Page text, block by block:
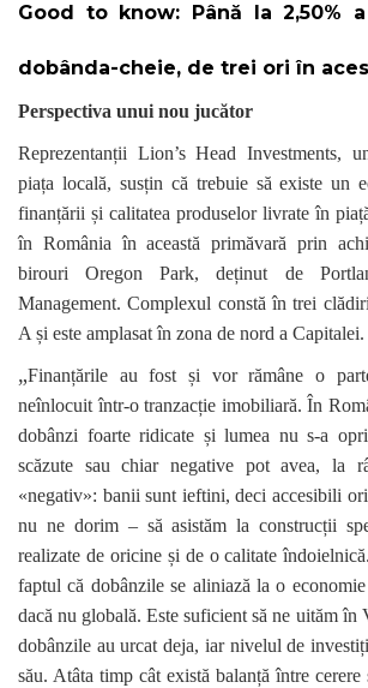
Good to know: Până la 2,50%
dobânda-cheie, de trei ori în
Perspectiva unui nou jucător
Reprezentanții Lion’s Head Investments,
piața locală, susțin că trebuie să existe un
finanțării și calitatea produselor livrate în
în România în această primăvară prin
birouri Oregon Park, deținut de
Management. Complexul constă în trei
A și este amplasat în zona de nord a Capitalei.
„Finanțările au fost și vor rămâne o
neînlocuit într-o tranzacție imobiliară. În
dobânzi foarte ridicate și lumea nu s-a
scăzute sau chiar negative pot avea, la
«negativ»: banii sunt ieftini, deci accesibili
nu ne dorim – să asistăm la construcții
realizate de oricine și de o calitate
faptul că dobânzile se aliniază la o
dacă nu globală. Este suficient să ne uităm în
dobânzile au urcat deja, iar nivelul de
său. Atâta timp cât există balanță între